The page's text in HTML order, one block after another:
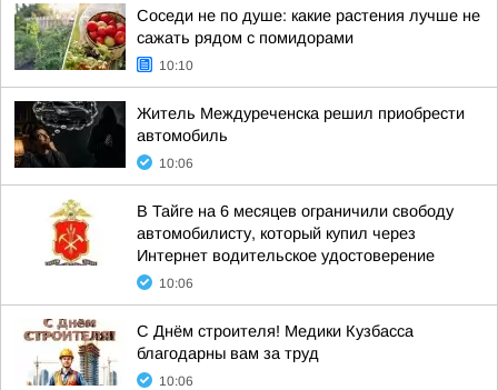
Соседи не по душе: какие растения лучше не
сажать рядом с помидорами
10:10
Житель Междуреченска решил приобрести
автомобиль
10:06
В Тайге на 6 месяцев ограничили свободу
автомобилисту, который купил через
Интернет водительское удостоверение
10:06
С Днём строителя! Медики Кузбасса
благодарны вам за труд
10:06